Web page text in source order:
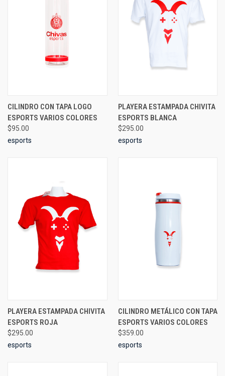
CILINDRO CON TAPA LOGO
ESPORTS VARIOS COLORES
$95.00
esports
PLAYERA ESTAMPADA CHIVITA
ESPORTS BLANCA
$295.00
esports
PLAYERA ESTAMPADA CHIVITA
ESPORTS ROJA
$295.00
esports
CILINDRO METÁLICO CON TAPA
ESPORTS VARIOS COLORES
$359.00
esports